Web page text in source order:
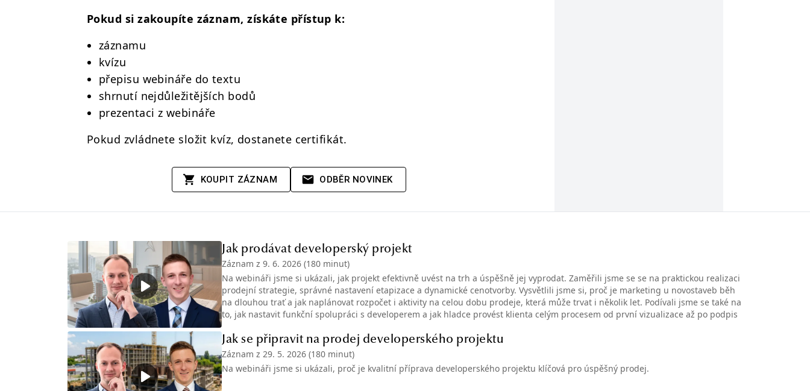
Pokud si zakoupíte záznam, získáte přístup k:
záznamu
kvízu
přepisu webináře do textu
shrnutí nejdůležitějších bodů
prezentaci z webináře
Pokud zvládnete složit kvíz, dostanete certifikát.
KOUPIT ZÁZNAM ODBĚR NOVINEK
Jak prodávat developerský projekt
Záznam z 9. 6. 2026 (180 minut)
Na webináři jsme si ukázali, jak projekt efektivně uvést na trh a úspěšně jej vyprodat. Zaměřili jsme se se na praktickou realizaci
prodejní strategie, správné nastavení etapizace a dynamické cenotvorby. Vysvětlili jsme si, proč je marketing u novostaveb běh
na dlouhou trať a jak naplánovat rozpočet i aktivity na celou dobu prodeje, která může trvat i několik let. Podívali jsme se také na
to, jak nastavit funkční spolupráci s developerem a jak hladce provést klienta celým procesem od první vizualizace až po podpis
Jak se připravit na prodej developerského projektu
Záznam z 29. 5. 2026 (180 minut)
Na webináři jsme si ukázali, proč je kvalitní příprava developerského projektu klíčová pro úspěšný prodej.